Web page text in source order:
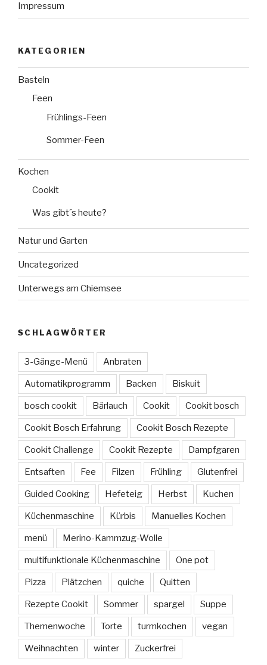
Impressum
KATEGORIEN
Basteln
Feen
Frühlings-Feen
Sommer-Feen
Kochen
Cookit
Was gibt´s heute?
Natur und Garten
Uncategorized
Unterwegs am Chiemsee
SCHLAGWÖRTER
3-Gänge-Menü Anbraten
Automatikprogramm Backen Biskuit
bosch cookit Bärlauch Cookit Cookit bosch
Cookit Bosch Erfahrung Cookit Bosch Rezepte
Cookit Challenge Cookit Rezepte Dampfgaren
Entsaften Fee Filzen Frühling Glutenfrei
Guided Cooking Hefeteig Herbst Kuchen
Küchenmaschine Kürbis Manuelles Kochen
menü Merino-Kammzug-Wolle
multifunktionale Küchenmaschine One pot
Pizza Plätzchen quiche Quitten
Rezepte Cookit Sommer spargel Suppe
Themenwoche Torte turmkochen vegan
Weihnachten winter Zuckerfrei